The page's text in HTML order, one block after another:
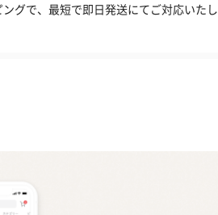
グで、最短で即日発送にてご対応いたし